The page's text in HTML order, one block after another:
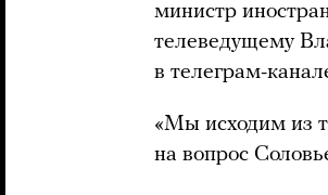
министр
телеведущему
в телеграм-
«Мы исходим из
на вопрос